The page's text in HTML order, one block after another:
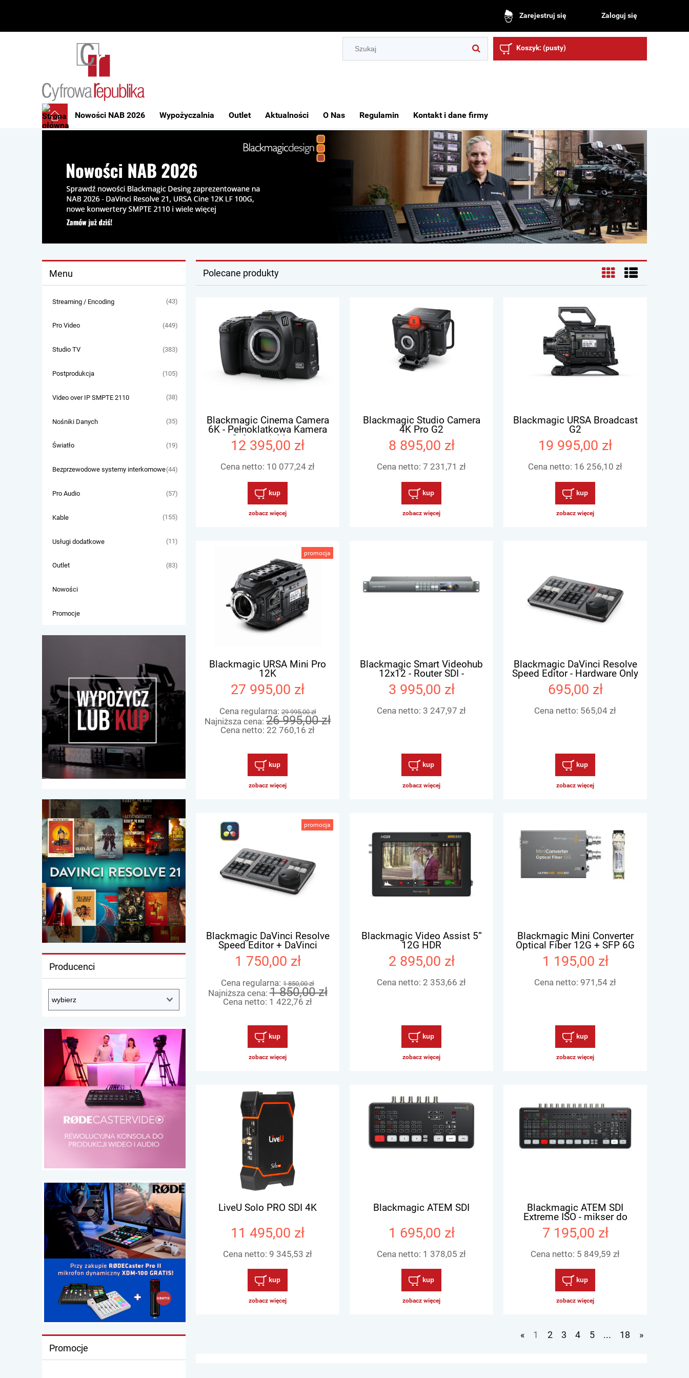
Zarejestruj się Zaloguj się
Koszyk: (pusty)
Nowości NAB 2026 Wypożyczalnia Outlet Aktualności O Nas Regulamin Kontakt i dane firmy
Menu
Streaming / Encoding (43)
Pro Video (449)
Studio TV (383)
Postprodukcja (105)
Video over IP SMPTE 2110 (38)
Nośniki Danych (35)
Światło (19)
Bezprzewodowe systemy interkomowe(44)
Pro Audio (57)
Kable (155)
Usługi dodatkowe (11)
Outlet (83)
Nowości
Promocje
Producenci
Promocje
Polecane produkty
Blackmagic Cinema Camera
6K - Pełnoklatkowa Kamera
Cyfrowa L-Mount
12 395,00 zł
Cena netto: 10 077,24 zł
kup
zobacz więcej
Blackmagic Studio Camera
4K Pro G2
8 895,00 zł
Cena netto: 7 231,71 zł
kup
zobacz więcej
Blackmagic URSA Broadcast
G2
19 995,00 zł
Cena netto: 16 256,10 zł
kup
zobacz więcej
Blackmagic URSA Mini Pro
12K
27 995,00 zł
Cena regularna:29 995,00 zł
Najniższa cena: 26 995,00 zł
Cena netto: 22 760,16 zł
kup
zobacz więcej
promocja
Blackmagic Smart Videohub
12x12 - Router SDI -
SD/HD/UltraHD
3 995,00 zł
Cena netto: 3 247,97 zł
kup
zobacz więcej
Blackmagic DaVinci Resolve
Speed Editor - Hardware Only
695,00 zł
Cena netto: 565,04 zł
kup
zobacz więcej
Blackmagic DaVinci Resolve
Speed Editor + DaVinci
Resolve Studio 21 (Licencja
Elektroniczna)
1 750,00 zł
Cena regularna: 1 850,00 zł
Najniższa cena:1 850,00 zł
Cena netto: 1 422,76 zł
kup
zobacz więcej
promocja
Blackmagic Video Assist 5”
12G HDR
2 895,00 zł
Cena netto: 2 353,66 zł
kup
zobacz więcej
Blackmagic Mini Converter
Optical Fiber 12G + SFP 6G
Kit
1 195,00 zł
Cena netto: 971,54 zł
kup
zobacz więcej
LiveU Solo PRO SDI 4K
11 495,00 zł
Cena netto: 9 345,53 zł
kup
zobacz więcej
Blackmagic ATEM SDI
1 695,00 zł
Cena netto: 1 378,05 zł
kup
zobacz więcej
Blackmagic ATEM SDI
Extreme ISO - mikser do
produkcji na żywo, streamingu
i nagrywania
7 195,00 zł
Cena netto: 5 849,59 zł
kup
zobacz więcej
« 1 2 3 4 5 ... 18 »